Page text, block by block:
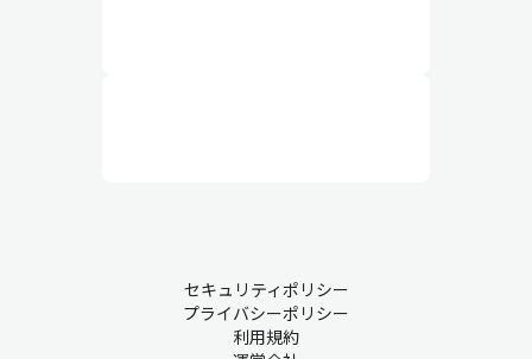
セキュリティポリシー
プライバシーポリシー
利用規約